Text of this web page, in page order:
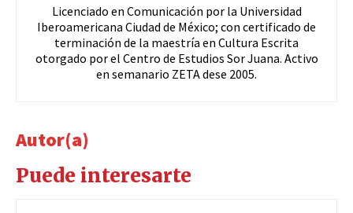
Licenciado en Comunicación por la Universidad
Iberoamericana Ciudad de México; con certificado de
terminación de la maestría en Cultura Escrita
otorgado por el Centro de Estudios Sor Juana. Activo
en semanario ZETA dese 2005.
Autor(a)
Puede interesarte